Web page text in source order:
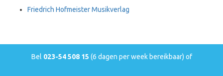
Friedrich Hofmeister Musikverlag
Bel 023-54 508 15 (6 dagen per week bereikbaar) of